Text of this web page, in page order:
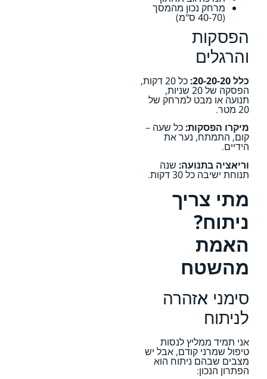
מרחק נכון מהמסך
(40-70 ס"מ)
הפסקות
והרגלים
כלל 20-20-20: כל 20 דקות,
הפסקה של 20 שניות,
תנועה או מבט למרחק של
20 מטר.
מיקרו הפסקות:כל שעה –
קום, התמתח, נער את
הידיים.
וריאציה בתנועה: שנה
תנוחת ישיבה כל 30 דקות.
מתי צריך
ניתוח?
האמת
מהשטח
סימני אזהרה
לניתוח
אני תמיד ממליץ לנסות
טיפול שמרני קודם, אבל יש
מצבים שבהם ניתוח הוא
הפתרון הנכון: